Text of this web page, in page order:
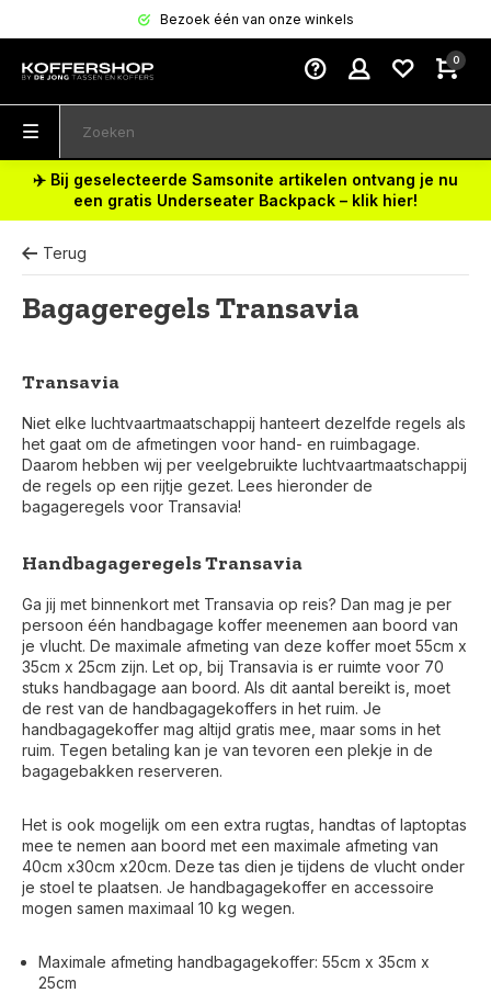
Bezoek één van onze winkels
0
✈️ Bij geselecteerde Samsonite artikelen ontvang je nu
een gratis Underseater Backpack – klik hier!
Terug
Bagageregels Transavia
Transavia
Niet elke luchtvaartmaatschappij hanteert dezelfde regels als
het gaat om de afmetingen voor hand- en ruimbagage.
Daarom hebben wij per veelgebruikte luchtvaartmaatschappij
de regels op een rijtje gezet. Lees hieronder de
bagageregels voor Transavia!
Handbagageregels Transavia
Ga jij met binnenkort met Transavia op reis? Dan mag je per
persoon één handbagage koffer meenemen aan boord van
je vlucht. De maximale afmeting van deze koffer moet 55cm x
35cm x 25cm zijn. Let op, bij Transavia is er ruimte voor 70
stuks handbagage aan boord. Als dit aantal bereikt is, moet
de rest van de handbagagekoffers in het ruim. Je
handbagagekoffer mag altijd gratis mee, maar soms in het
ruim. Tegen betaling kan je van tevoren een plekje in de
bagagebakken reserveren.
Het is ook mogelijk om een extra rugtas, handtas of laptoptas
mee te nemen aan boord met een maximale afmeting van
40cm x30cm x20cm. Deze tas dien je tijdens de vlucht onder
je stoel te plaatsen. Je handbagagekoffer en accessoire
mogen samen maximaal 10 kg wegen.
Maximale afmeting handbagagekoffer: 55cm x 35cm x
25cm